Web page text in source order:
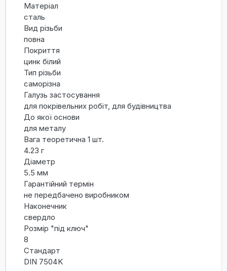
Матеріал
сталь
Вид різьби
повна
Покриття
цинк білий
Тип різьби
саморізна
Галузь застосування
для покрівельних робіт, для будівництва
До якої основи
для металу
Вага теоретична 1 шт.
4.23 г
Діаметр
5.5 мм
Гарантійний термін
не передбачено виробником
Наконечник
свердло
Розмір "під ключ"
8
Стандарт
DIN 7504K